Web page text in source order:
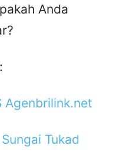
Anda
Agenbrilink.net
Tukad